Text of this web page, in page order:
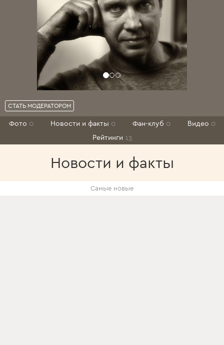
СТАТЬ МОДЕРАТОРОМ
Фото 0 Новости и факты 0 Фан-клуб 0 Видео 0
Рейтинги 13
Новости и факты
Самые новые